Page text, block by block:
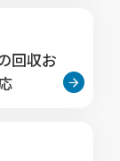
回収お